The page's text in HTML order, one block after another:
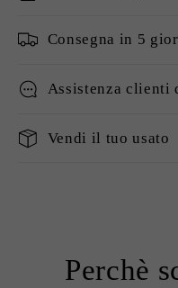
Consegna in 5
Assistenza clienti
Vendi il tuo usato
Perchè